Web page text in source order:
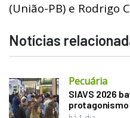
(União-PB) e Rodrigo
Notícias
Pecuária
SIAVS 2026
protagonismo